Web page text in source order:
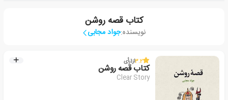
کتاب قصه روشن
نویسنده:جواد مجابی
3.2از1رأی
کتاب قصه روشن
Clear Story